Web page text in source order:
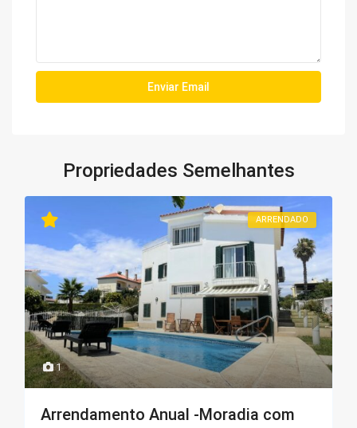
Propriedades Semelhantes
1
ARRENDADO
Arrendamento Anual -Moradia com